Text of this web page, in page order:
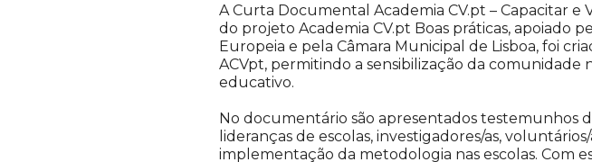
A Curta Documental Academia CV.pt – Capacitar
do projeto Academia CV.pt Boas práticas, apoiado
Europeia e pela Câmara Municipal de Lisboa, foi
ACVpt, permitindo a sensibilização da
educativo.
No documentário são apresentados testemunhos
lideranças de escolas, investigadores/as,
implementação da metodologia nas escolas. Com